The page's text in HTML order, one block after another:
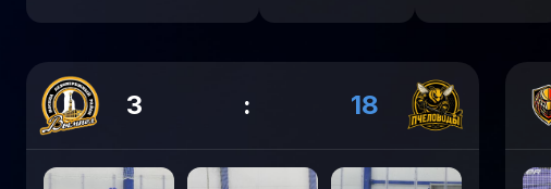
3 : 18